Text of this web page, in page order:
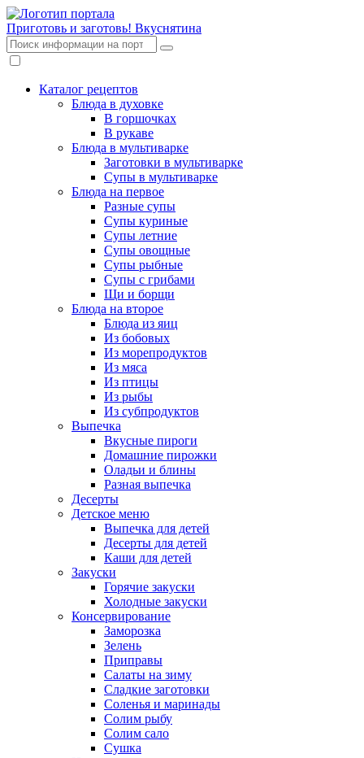
Приготовь и заготовь! Вкуснятина
Каталог рецептов
Блюда в духовке
В горшочках
В рукаве
Блюда в мультиварке
Заготовки в мультиварке
Супы в мультиварке
Блюда на первое
Разные супы
Супы куриные
Супы летние
Супы овощные
Супы рыбные
Супы с грибами
Щи и борщи
Блюда на второе
Блюда из яиц
Из бобовых
Из морепродуктов
Из мяса
Из птицы
Из рыбы
Из субпродуктов
Выпечка
Вкусные пироги
Домашние пирожки
Оладьи и блины
Разная выпечка
Десерты
Детское меню
Выпечка для детей
Десерты для детей
Каши для детей
Закуски
Горячие закуски
Холодные закуски
Консервирование
Заморозка
Зелень
Приправы
Салаты на зиму
Сладкие заготовки
Соленья и маринады
Солим рыбу
Солим сало
Сушка